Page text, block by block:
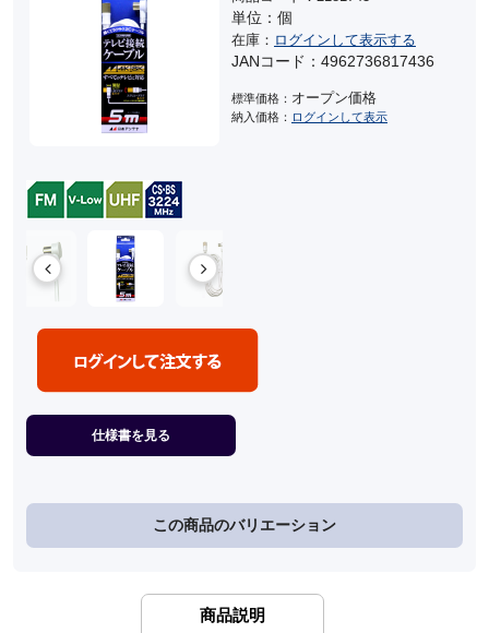
単位：個
在庫： ログインして表示する
JANコード：4962736817436
標準価格： オープン価格
納入価格： ログインして表示
仕様書を見る
この商品のバリエーション
商品説明